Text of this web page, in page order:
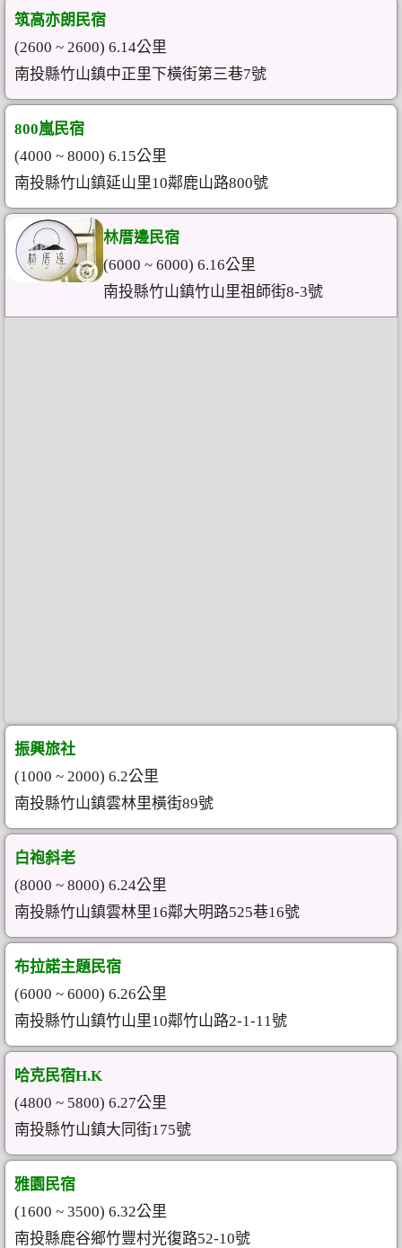
筑高亦朗民宿
(2600 ~ 2600) 6.14公里
南投縣竹山鎮中正里下橫街第三巷7號
800嵐民宿
(4000 ~ 8000) 6.15公里
南投縣竹山鎮延山里10鄰鹿山路800號
林厝邊民宿
(6000 ~ 6000) 6.16公里
南投縣竹山鎮竹山里祖師街8-3號
振興旅社
(1000 ~ 2000) 6.2公里
南投縣竹山鎮雲林里橫街89號
白袍斜老
(8000 ~ 8000) 6.24公里
南投縣竹山鎮雲林里16鄰大明路525巷16號
布拉諾主題民宿
(6000 ~ 6000) 6.26公里
南投縣竹山鎮竹山里10鄰竹山路2-1-11號
哈克民宿H.K
(4800 ~ 5800) 6.27公里
南投縣竹山鎮大同街175號
雅園民宿
(1600 ~ 3500) 6.32公里
南投縣鹿谷鄉竹豐村光復路52-10號